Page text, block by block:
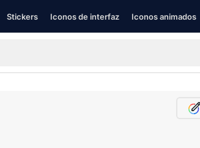
Stickers Iconos de interfaz Iconos animados